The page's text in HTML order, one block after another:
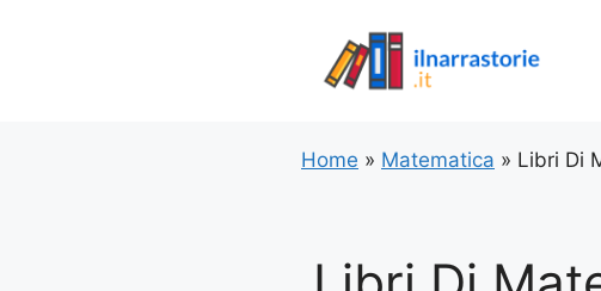
Home » Matematica » Libri Di